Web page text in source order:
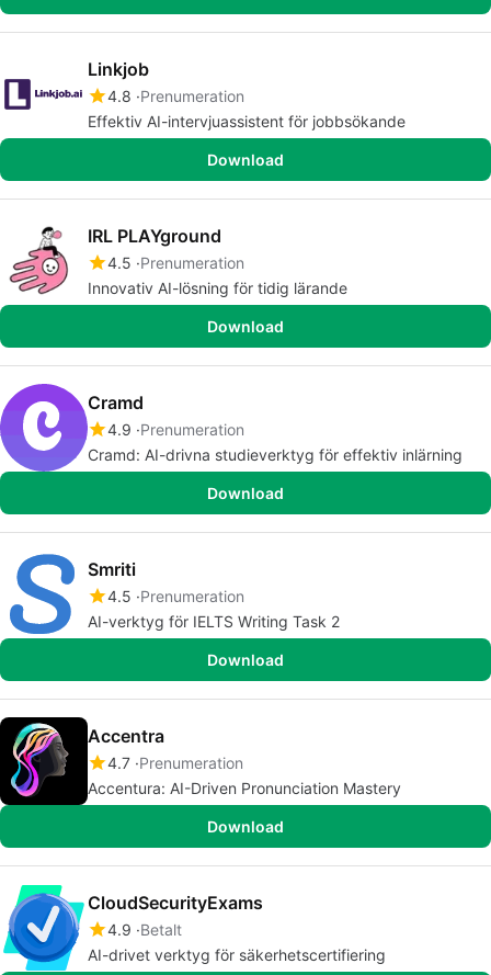
Linkjob
4.8 Prenumeration
Effektiv AI-intervjuassistent för jobbsökande
Download
IRL PLAYground
4.5 Prenumeration
Innovativ AI-lösning för tidig lärande
Download
Cramd
4.9 Prenumeration
Cramd: AI-drivna studieverktyg för effektiv inlärning
Download
Smriti
4.5 Prenumeration
AI-verktyg för IELTS Writing Task 2
Download
Accentra
4.7 Prenumeration
Accentura: AI-Driven Pronunciation Mastery
Download
CloudSecurityExams
4.9 Betalt
AI-drivet verktyg för säkerhetscertifiering